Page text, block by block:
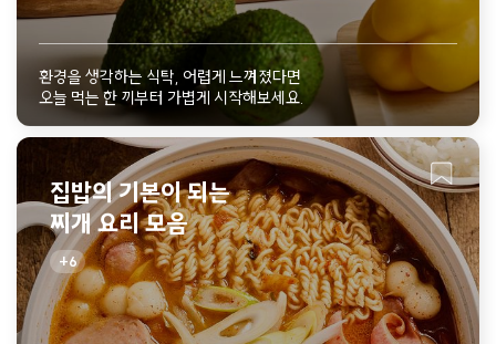
환경을 생각하는 식탁, 어렵게 느껴졌다면
오늘 먹는 한 끼부터 가볍게 시작해보세요.
집밥의 기본이 되는
찌개 요리 모음
6